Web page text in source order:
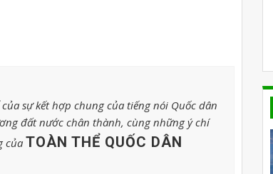
sự kết hợp chung của tiếng nói Quốc dân
đất nước chân thành, cùng những ý chí
củaTOÀN THỂ QUỐC DÂN